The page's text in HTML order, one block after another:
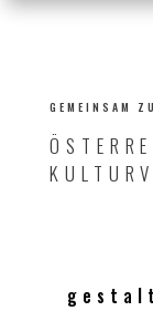
GEMEINSAM